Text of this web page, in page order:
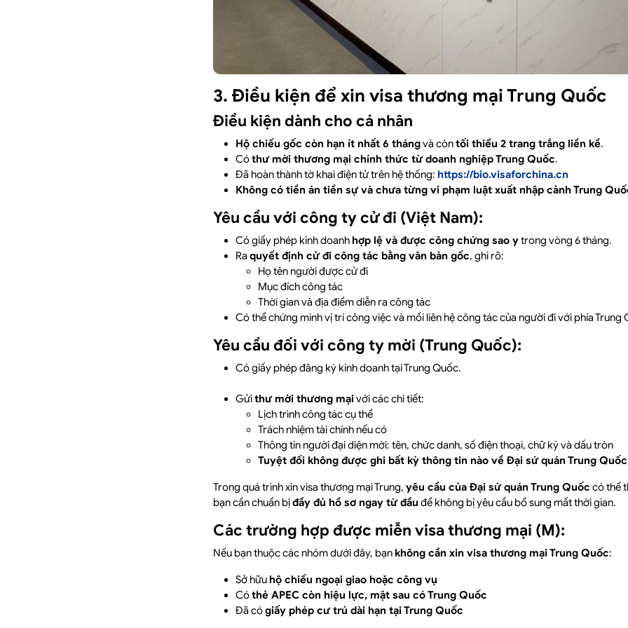
3. Điều kiện để xin visa thương mại Trung Quốc
Điều kiện dành cho cá nhân
Hộ chiếu gốc còn hạn ít nhất 6 thángvà còntối thiểu 2 trang trắng liền kề.
Cóthư mời thương mại chính thức từ doanh nghiệp Trung Quốc.
Đã hoàn thành tờ khai điện tử trên hệ thống: https://bio.visaforchina.cn
Không có tiền án tiền sự và chưa từng vi phạm luật xuất nhập cảnh Trung
Yêu cầu với công ty cử đi (Việt Nam):
Có giấy phép kinh doanh hợp lệ và được công chứng sao ytrong vòng 6 tháng.
Raquyết định cử đi công tác bằng văn bản gốc, ghi rõ:
Họ tên người được cử đi
Mục đích công tác
Thời gian và địa điểm diễn ra công tác
Có thể chứng minh vị trí công việc và mối liên hệ công tác của người đi với phía Trung
Yêu cầu đối với công ty mời (Trung Quốc):
Có giấy phép đăng ký kinh doanh tại Trung Quốc.
Gửithư mời thương mạivới các chi tiết:
Lịch trình công tác cụ thể
Trách nhiệm tài chính nếu có
Thông tin người đại diện mời: tên, chức danh, số điện thoại, chữ ký và dấu tròn
Tuyệt đối không được ghi bất kỳ thông tin nào về Đại sứ quán Trung Quốc
Trong quá trình xin visa thương mại Trung, yêu cầu của Đại sứ quán Trung Quốc có thể
bạn cần chuẩn bịđầy đủ hồ sơ ngay từ đầu để không bị yêu cầu bổ sung mất thời gian.
Các trường hợp được miễn visa thương mại (M):
Nếu bạn thuộc các nhóm dưới đây, bạn không cần xin visa thương mại Trung Quốc:
Sở hữu hộ chiếu ngoại giao hoặc công vụ
Cóthẻ APEC còn hiệu lực, mặt sau có Trung Quốc
Đã cógiấy phép cư trú dài hạn tại Trung Quốc